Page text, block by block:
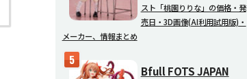
スト「桃園りりな」の価格・発
売日・3D画像(AI利用試用版)・
メーカー、情報まとめ
Bfull FOTS JAPAN